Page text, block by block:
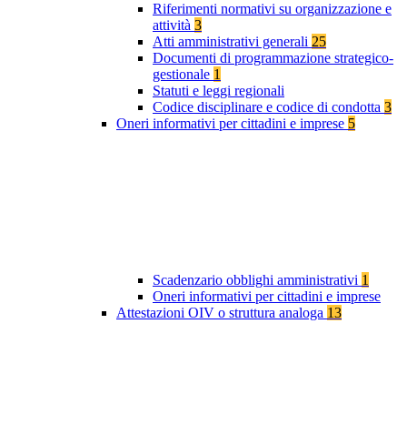
Riferimenti normativi su organizzazione e
attività 3
Atti amministrativi generali 25
Documenti di programmazione strategico-
gestionale 1
Statuti e leggi regionali
Codice disciplinare e codice di condotta 3
Oneri informativi per cittadini e imprese 5
Scadenzario obblighi amministrativi 1
Oneri informativi per cittadini e imprese
Attestazioni OIV o struttura analoga 13